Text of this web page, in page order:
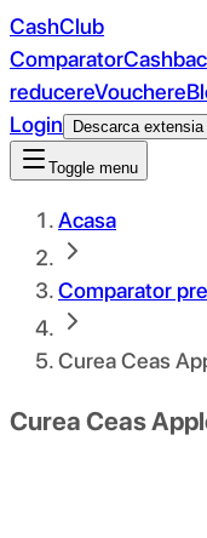
CashClub
Comparator
reducereVouchere
Login
Descarca extensia
Toggle menu
Acasa
Comparator
Curea Ceas
Curea Ceas